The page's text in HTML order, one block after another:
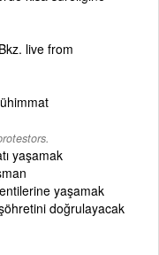
Bkz. live from
yaşamak
yaşamak
doğrulayacak